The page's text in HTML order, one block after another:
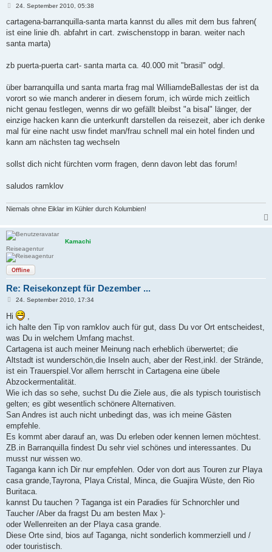
B
i
r
a
24. September 2010, 05:38
cartagena-barranquilla-santa marta kannst du alles mit dem bus fahren(
ist eine linie dh. abfahrt in cart. zwischenstopp in baran. weiter nach
santa marta)
zb puerta-puerta cart- santa marta ca. 40.000 mit "brasil" odgl.
über barranquilla und santa marta frag mal WilliamdeBallestas der ist da
vorort so wie manch anderer in diesem forum, ich würde mich zeitlich
nicht genau festlegen, wenns dir wo gefällt bleibst "a bisal" länger, der
einzige hacken kann die unterkunft darstellen da reisezeit, aber ich denke
mal für eine nacht usw findet man/frau schnell mal ein hotel finden und
kann am nächsten tag wechseln
sollst dich nicht fürchten vorm fragen, denn davon lebt das forum!
saludos ramklov
Niemals ohne Eiklar im Kühler durch Kolumbien!
Kamachi
Reiseagentur
Offline
Re: Reisekonzept für Dezember ...
B
r
a
g
24. September 2010, 17:34
Hi
,
ich halte den Tip von ramklov auch für gut, dass Du vor Ort entscheidest,
was Du in welchem Umfang machst.
Cartagena ist auch meiner Meinung nach erheblich überwertet; die
Altstadt ist wunderschön,die Inseln auch, aber der Rest,inkl. der Strände,
ist ein Trauerspiel.Vor allem herrscht in Cartagena eine übele
Abzockermentalität.
Wie ich das so sehe, suchst Du die Ziele aus, die als typisch touristisch
gelten; es gibt wesentlich schönere Alternativen.
San Andres ist auch nicht unbedingt das, was ich meine Gästen
empfehle.
Es kommt aber darauf an, was Du erleben oder kennen lernen möchtest.
ZB.in Barranquilla findest Du sehr viel schönes und interessantes. Du
musst nur wissen wo.
Taganga kann ich Dir nur empfehlen. Oder von dort aus Touren zur Playa
casa grande,Tayrona, Playa Cristal, Minca, die Guajira Wüste, den Rio
Buritaca.
kannst Du tauchen ? Taganga ist ein Paradies für Schnorchler und
Taucher /Aber da fragst Du am besten Max )-
oder Wellenreiten an der Playa casa grande.
Diese Orte sind, bios auf Taganga, nicht sonderlich kommerziell und /
oder touristisch.